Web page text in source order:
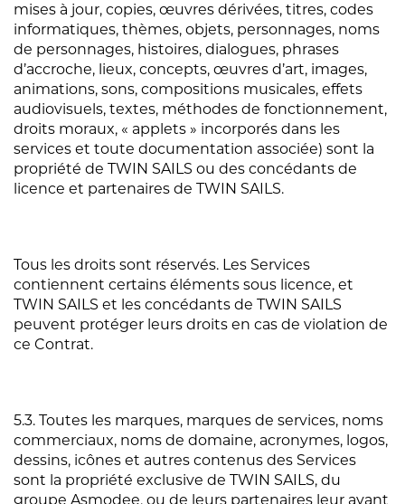
mises à jour, copies, œuvres dérivées, titres, codes
informatiques, thèmes, objets, personnages, noms
de personnages, histoires, dialogues, phrases
d’accroche, lieux, concepts, œuvres d’art, images,
animations, sons, compositions musicales, effets
audiovisuels, textes, méthodes de fonctionnement,
droits moraux, « applets » incorporés dans les
services et toute documentation associée) sont la
propriété de TWIN SAILS ou des concédants de
licence et partenaires de TWIN SAILS.
Tous les droits sont réservés. Les Services
contiennent certains éléments sous licence, et
TWIN SAILS et les concédants de TWIN SAILS
peuvent protéger leurs droits en cas de violation de
ce Contrat.
5.3. Toutes les marques, marques de services, noms
commerciaux, noms de domaine, acronymes, logos,
dessins, icônes et autres contenus des Services
sont la propriété exclusive de TWIN SAILS, du
groupe Asmodee, ou de leurs partenaires leur ayant